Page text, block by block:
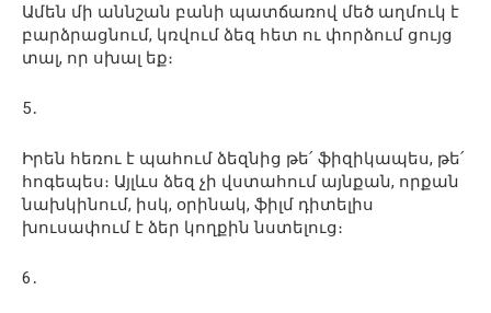
Ամեն մի աննշան բանի պատճառով մեծ աղմուկ է
բարձրացնում, կռվում ձեզ հետ ու փորձում ցույց
տալ, որ սխալ եք։
5․
Իրեն հեռու է պահում ձեզնից թե՛ ֆիզիկապես, թե՛
հոգեպես։ Այլևս ձեզ չի վստահում այնքան, որքան
նախկինում, իսկ, օրինակ, ֆիլմ դիտելիս
խուսափում է ձեր կողքին նստելուց։
6․